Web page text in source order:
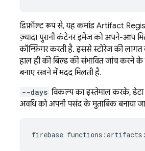
डिफ़ॉल्ट रूप से, यह कमांड Artifact
ज़्यादा पुरानी कंटेनर इमेज को अपने-आप
कॉन्फ़िगर करती है. इससे स्टोरेज की
हाल ही की बिल्ड की संभावित जांच करने
बनाए रखने में मदद मिलती है.
--days विकल्प का इस्तेमाल करके,
अवधि को अपनी पसंद के मुताबिक बनाया
firebase